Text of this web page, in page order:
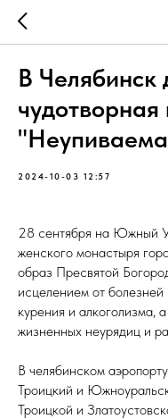
В Челябинск
чудотворная
2024-10-03 12:57
28 сентября на Южный
женского монастыря
образ Пресвятой
исцелением от
курения и алкоголизма,
жизненных неурядиц и
В челябинском
Троицкий и
Троицкой и